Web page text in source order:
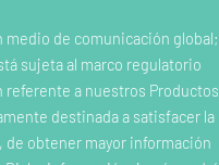
de comunicación global;
sujeta al marco regulatorio
referente a nuestros Productos
destinada a satisfacer la
de obtener mayor información